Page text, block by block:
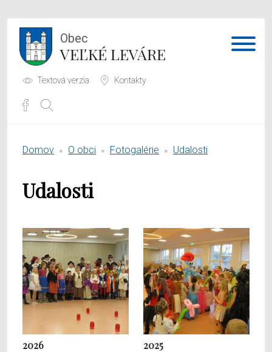
Obec
VEĽKÉ LEVÁRE
Textová verzia Kontakty
Obecný úrad
Domov O obci Fotogalérie Udalosti
Udalosti
2026 2025